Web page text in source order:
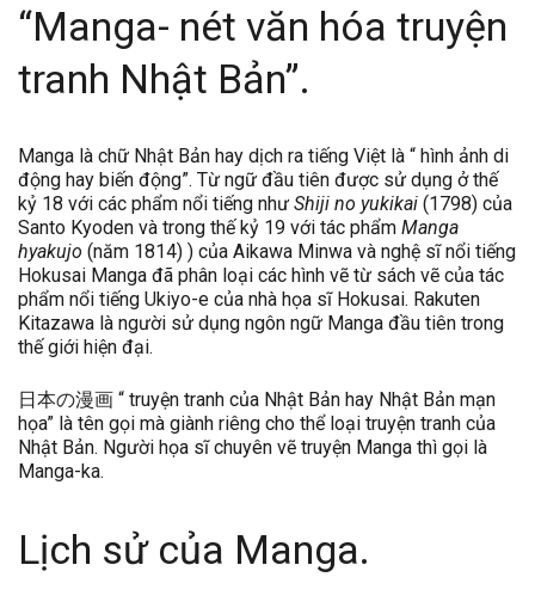
“Manga- nét văn hóa truyện
tranh Nhật Bản”.
Manga là chữ Nhật Bản hay dịch ra tiếng Việt là “ hình ảnh di
động hay biến động”. Từ ngữ đầu tiên được sử dụng ở thế
kỷ 18 với các phẩm nổi tiếng như Shiji no yukikai (1798) của
Santo Kyoden và trong thế kỷ 19 với tác phẩm Manga
hyakujo (năm 1814) ) của Aikawa Minwa và nghệ sĩ nổi tiếng
Hokusai Manga đã phân loại các hình vẽ từ sách vẽ của tác
phẩm nổi tiếng Ukiyo-e của nhà họa sĩ Hokusai. Rakuten
Kitazawa là người sử dụng ngôn ngữ Manga đầu tiên trong
thế giới hiện đại.
日本の漫画 “ truyện tranh của Nhật Bản hay Nhật Bản mạn
họa” là tên gọi mà giành riêng cho thể loại truyện tranh của
Nhật Bản. Người họa sĩ chuyên vẽ truyện Manga thì gọi là
Manga-ka.
Lịch sử của Manga.